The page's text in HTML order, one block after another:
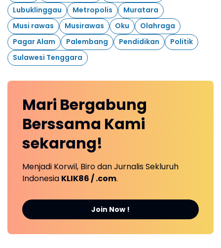
Lubuklinggau
Metropolis
Muratara
Musi rawas
Musirawas Oku
Olahraga
Pagar Alam
Palembang Pendidikan
Politik
Sulawesi Tenggara
Mari Bergabung
Berssama Kami
sekarang!
Menjadi Korwil, Biro dan Jurnalis Sekluruh
Indonesia KLIK86 / .com.
Join Now !